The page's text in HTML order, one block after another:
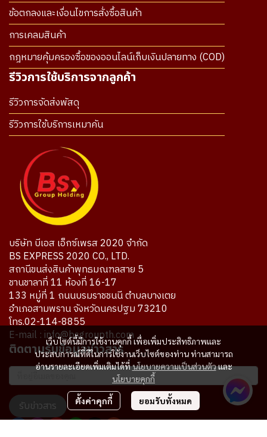
เว็บไซต์นี้มีการใช้งานคุกกี้ เพื่อเพิ่มประสิทธิภาพและ
ประสบการณ์ที่ดีในการใช้งานเว็บไซต์ของท่าน ท่านสามารถ
อ่านรายละเอียดเพิ่มเติมได้ที่นโยบายความเป็นส่วนตัวและ
นโยบายคุกกี้
ตั้งค่าคุกกี้ ยอมรับทั้งหมด
ข้อตกลงและเงื่อนไขการสั่งซื้อสินค้า
การเคลมสินค้า
กฎหมายคุ้มครองซื้อของออนไลน์เก็บเงินปลายทาง (COD)
รีวิวการใช้บริการจากลูกค้า
รีวิวการจัดส่งพัสดุ
รีวิวการใช้บริการเหมาคัน
บริษัท บีเอส เอ็กซ์เพรส 2020 จำกัด
BS EXPRESS 2020 CO., LTD.
สถานีขนส่งสินค้าพุทธมณฑลสาย 5
ชานชาลาที่ 11 ห้องที่ 16-17
133 หมู่ที่ 1 ถนนบรมราชชนนี ตำบลบางเตย
อำเภอสามพราน จังหวัดนครปฐม 73210
โทร.02-114-8855
E-mail : info@bsgroupth.com
ติดตามรับข้อมูลข่าวสาร
รับข่าวสาร